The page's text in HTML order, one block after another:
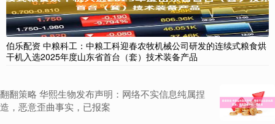
伯乐配资 中粮科工：中粮工科迎春农牧机械公司研发的连续式粮食烘
干机入选2025年度山东省首台（套）技术装备产品
翻翻策略 华熙生物发布声明：网络不实信息纯属捏
造，恶意歪曲事实，已报案